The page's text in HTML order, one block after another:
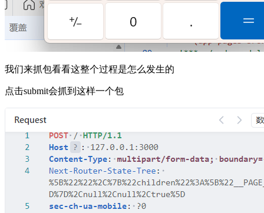
我们来抓包看看这整个过程是怎么发生的
点击submit会抓到这样一个包